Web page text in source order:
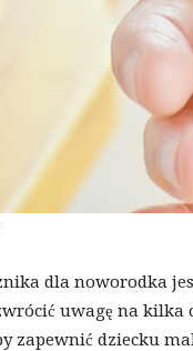
dla noworodka
uwagę na kilka
zapewnić dziecku